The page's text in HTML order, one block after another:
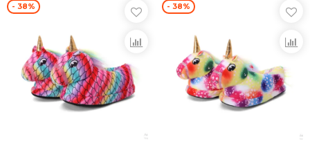
- 38% - 38%